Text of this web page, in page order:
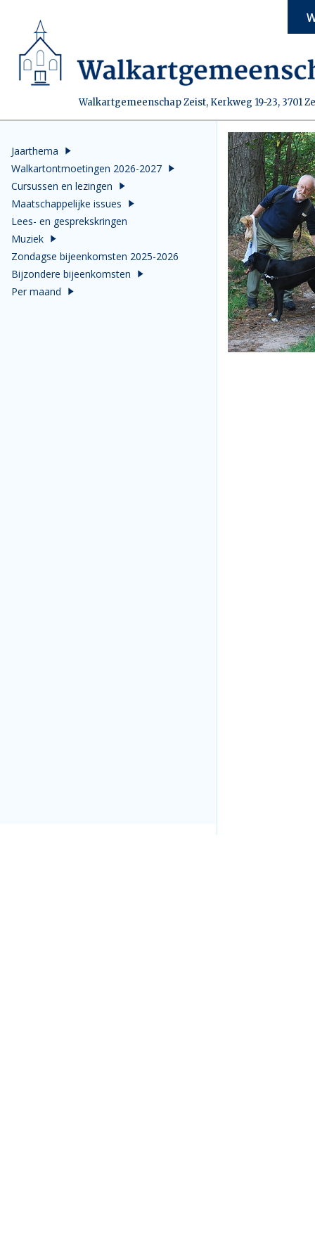
Walkartgemeenschap Zeist, Kerkweg 19-23, 3701
Jaarthema
Walkartontmoetingen 2026-2027
Cursussen en lezingen
Maatschappelijke issues
Lees- en gesprekskringen
Muziek
Zondagse bijeenkomsten 2025-2026
Bijzondere bijeenkomsten
Per maand